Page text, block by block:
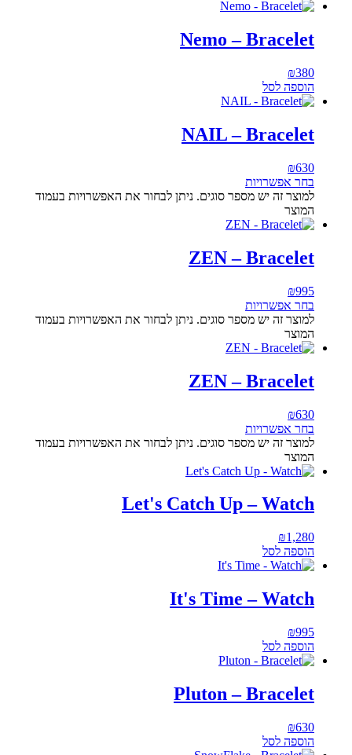
Nemo – Bracelet
₪380
הוספה לסל
NAIL – Bracelet
₪630
בחר אפשרויות
למוצר זה יש מספר סוגים. ניתן לבחור את האפשרויות בעמוד
המוצר
ZEN – Bracelet
₪995
בחר אפשרויות
למוצר זה יש מספר סוגים. ניתן לבחור את האפשרויות בעמוד
המוצר
ZEN – Bracelet
₪630
בחר אפשרויות
למוצר זה יש מספר סוגים. ניתן לבחור את האפשרויות בעמוד
המוצר
Let's Catch Up – Watch
₪1,280
הוספה לסל
It's Time – Watch
₪995
הוספה לסל
Pluton – Bracelet
₪630
הוספה לסל